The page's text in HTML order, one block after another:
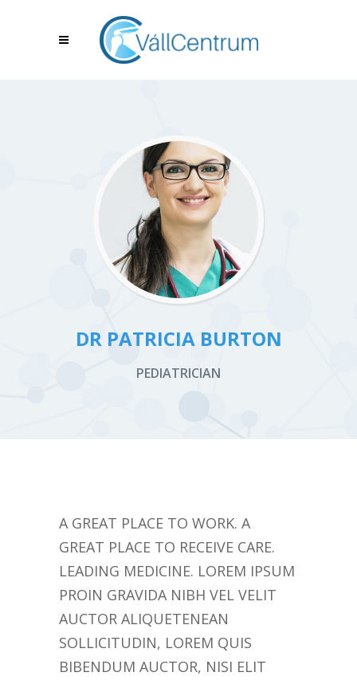
DR PATRICIA BURTON
PEDIATRICIAN
A GREAT PLACE TO WORK. A
GREAT PLACE TO RECEIVE CARE.
LEADING MEDICINE. LOREM IPSUM
PROIN GRAVIDA NIBH VEL VELIT
AUCTOR ALIQUETENEAN
SOLLICITUDIN, LOREM QUIS
BIBENDUM AUCTOR, NISI ELIT